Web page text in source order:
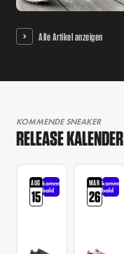
Alle Artikel anzeigen
KOMMENDE SNEAKER
RELEASE KALENDER
AUG
15
kommt
bald
MAR
26
kommt
bald